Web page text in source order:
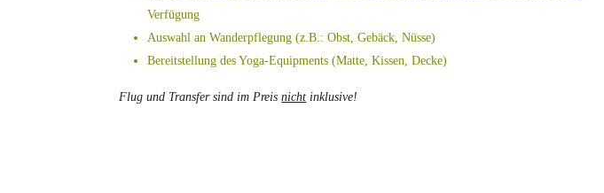
Verfügung
Auswahl an Wanderpflegung (z.B.: Obst, Gebäck, Nüsse)
Bereitstellung des Yoga-Equipments (Matte, Kissen, Decke)
Flug und Transfer sind im Preisnicht inklusive!